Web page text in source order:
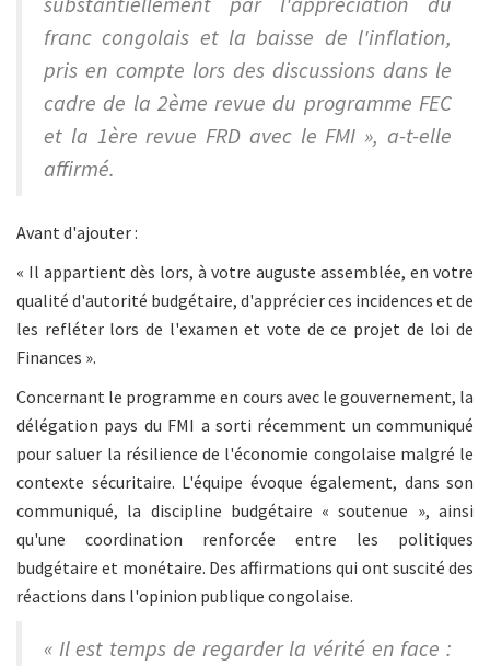
franc congolais et la baisse de l'inflation,
pris en compte lors des discussions dans le
cadre de la 2ème revue du programme FEC
et la 1ère revue FRD avec le FMI », a-t-elle
affirmé.
Avant d'ajouter :
« Il appartient dès lors, à votre auguste assemblée, en votre
qualité d'autorité budgétaire, d'apprécier ces incidences et de
les refléter lors de l'examen et vote de ce projet de loi de
Finances ».
Concernant le programme en cours avec le gouvernement, la
délégation pays du FMI a sorti récemment un communiqué
pour saluer la résilience de l'économie congolaise malgré le
contexte sécuritaire. L'équipe évoque également, dans son
communiqué, la discipline budgétaire « soutenue », ainsi
qu'une coordination renforcée entre les politiques
budgétaire et monétaire. Des affirmations qui ont suscité des
réactions dans l'opinion publique congolaise.
« Il est temps de regarder la vérité en face :